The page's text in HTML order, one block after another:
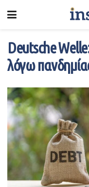
Deutsche
λόγω